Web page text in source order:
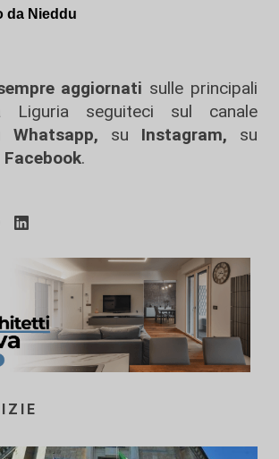
da Nieddu
aggiornati sulle principali
Liguria seguiteci sul canale
Whatsapp, su Instagram, su
Facebook.